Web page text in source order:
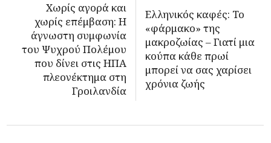
Χωρίς αγορά και
χωρίς επέμβαση: Η
άγνωστη συμφωνία
του Ψυχρού Πολέμου
που δίνει στις ΗΠΑ
πλεονέκτημα στη
Γροιλανδία
Ελληνικός καφές: Το
«φάρμακο» της
μακροζωίας – Γιατί μια
κούπα κάθε πρωί
μπορεί να σας χαρίσει
χρόνια ζωής